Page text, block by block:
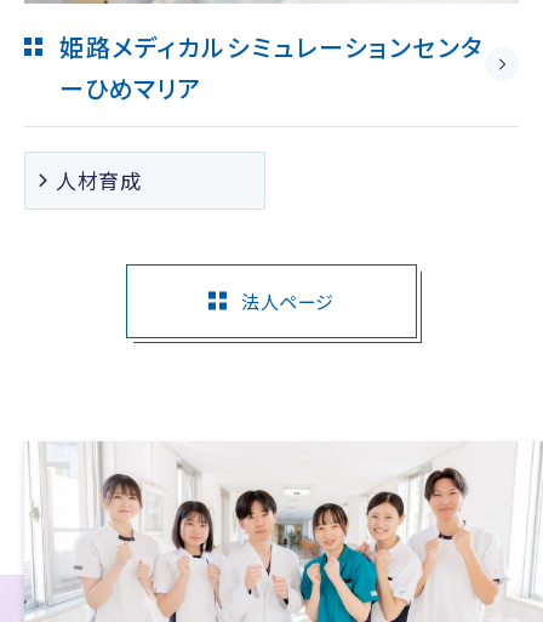
姫路メディカルシミュレーションセンタ
ーひめマリア
人材育成
法人ページ